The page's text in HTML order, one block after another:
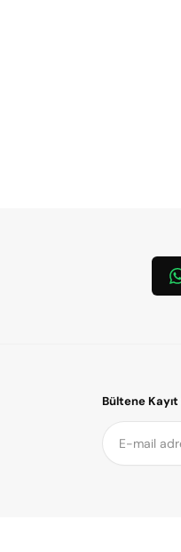
Bültene Kayıt